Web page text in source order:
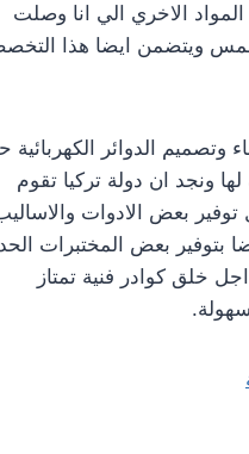
الاخري الي انا وصلت
ويتضمن ايضا هذا
الدوائر الكهربائية
ونجد ان دولة تركيا تقوم
بعض الادوات
بتوفير بعض المختبرات
خلق كوادر فنية تمتاز